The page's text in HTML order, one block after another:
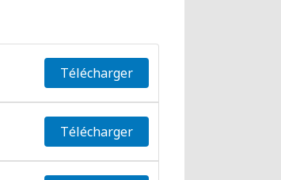
Télécharger
Télécharger